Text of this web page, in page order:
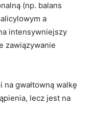
(np. balans
a
intensywniejszy
zawiązywanie
gwałtowną walkę
lecz jest na